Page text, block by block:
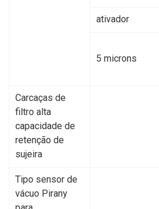
ativador
5 microns
Carcaças de
filtro alta
capacidade de
retenção de
sujeira
Tipo sensor de
vácuo Pirany